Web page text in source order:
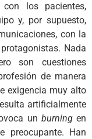
los pacientes,
y, por supuesto,
con la
Nada
son cuestiones
de manera
exigencia muy alto
artificialmente
un burning en
preocupante. Han